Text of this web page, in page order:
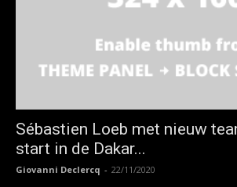
Sébastien Loeb met nieuw
start in de Dakar...
Giovanni Declercq - 22/11/2020